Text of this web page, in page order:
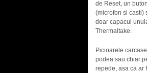
de Reset, un
(microfon si casti)
doar capacul
Thermaltake.
Picioarele
podea sau chiar
repede, asa ca ar